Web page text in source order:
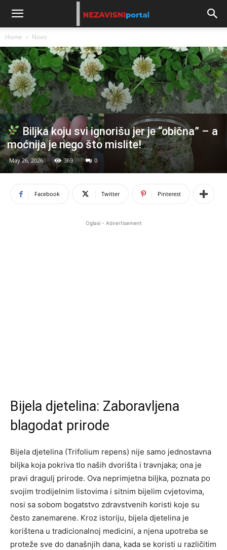
Home Novo
Biljka koju svi ignorišu jer je “obična” – a
moćnija je nego što mislite!
May 26, 2026 369 0
Facebook Twitter Pinterest
Oglasi - Advertisement
Bijela djetelina: Zaboravljena
blagodat prirode
Bijela djetelina (Trifolium repens) nije samo jednostavna
biljka koja pokriva tlo naših dvorišta i travnjaka; ona je
pravi dragulj prirode. Ova neprimjetna biljka, poznata po
svojim trodijelnim listovima i sitnim bijelim cvjetovima,
nosi sa sobom bogatstvo zdravstvenih koristi koje su
često zanemarene. Kroz istoriju, bijela djetelina je
korištena u tradicionalnoj medicini, a njena upotreba se
proteže sve do današnjih dana, kada se koristi u različitim